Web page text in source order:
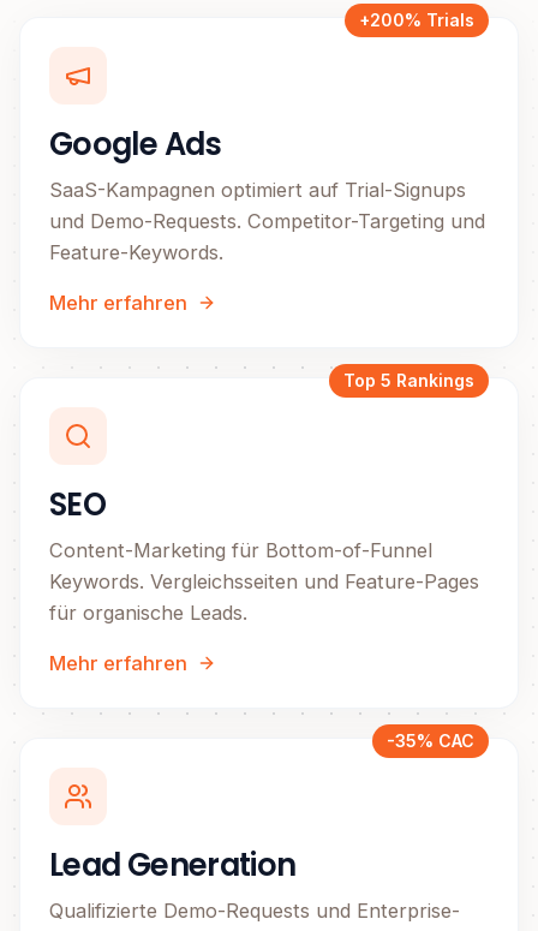
+200% Trials
Google Ads
SaaS-Kampagnen optimiert auf Trial-Signups
und Demo-Requests. Competitor-Targeting und
Feature-Keywords.
Mehr erfahren
Top 5 Rankings
SEO
Content-Marketing für Bottom-of-Funnel
Keywords. Vergleichsseiten und Feature-Pages
für organische Leads.
Mehr erfahren
-35% CAC
Lead Generation
Qualifizierte Demo-Requests und Enterprise-